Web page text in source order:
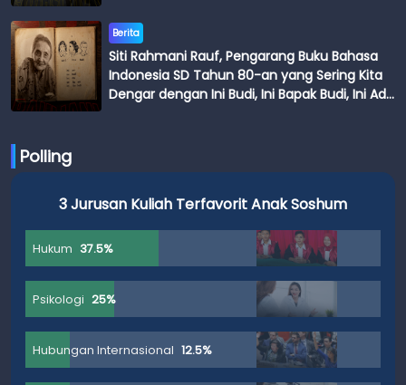
Berita
Siti Rahmani Rauf, Pengarang Buku Bahasa
Indonesia SD Tahun 80-an yang Sering Kita
Dengar dengan Ini Budi, Ini Bapak Budi, Ini Adik
Polling
3 Jurusan Kuliah Terfavorit Anak Soshum
Hukum 37.5%
Psikologi 25%
Hubungan Internasional 12.5%